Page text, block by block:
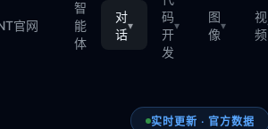
官网
智
能
体
对
话
▾
码
开
发
▾
图
像
▾
视
频
实时更新 · 官方数据